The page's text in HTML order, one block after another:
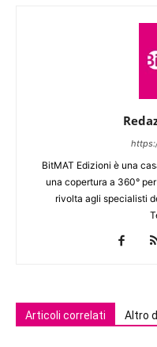
BitMAT Edizioni è una
una copertura a 360°
rivolta agli specialisti
Articoli correlati Altro